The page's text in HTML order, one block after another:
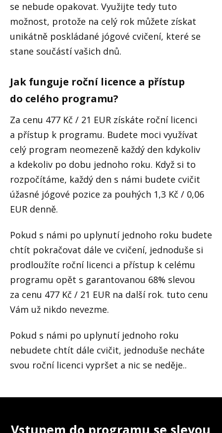
se nebude opakovat. Využijte tedy tuto
možnost, protože na celý rok můžete získat
unikátně poskládané jógové cvičení, které se
stane součástí vašich dnů.
Jak funguje roční licence a přístup
do celého programu?
Za cenu 477 Kč / 21 EUR získáte roční licenci
a přístup k programu. Budete moci využívat
celý program neomezeně každý den kdykoliv
a kdekoliv po dobu jednoho roku. Když si to
rozpočítáme, každý den s námi budete cvičit
úžasné jógové pozice za pouhých 1,3 Kč / 0,06
EUR denně.
Pokud s námi po uplynutí jednoho roku budete
chtít pokračovat dále ve cvičení, jednoduše si
prodloužíte roční licenci a přístup k celému
programu opět s garantovanou 68% slevou
za cenu 477 Kč / 21 EUR na další rok. tuto cenu
Vám už nikdo nevezme.
Pokud s námi po uplynutí jednoho roku
nebudete chtít dále cvičit, jednoduše necháte
svou roční licenci vypršet a nic se neděje..
Vstupem do programu se slevou